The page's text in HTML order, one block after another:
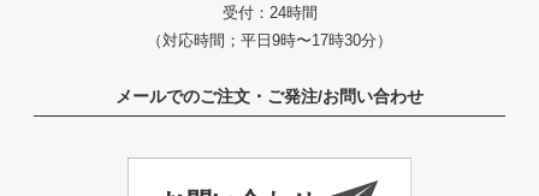
受付：24時間
（対応時間；平日9時〜17時30分）
メールでのご注文・ご発注/お問い合わせ